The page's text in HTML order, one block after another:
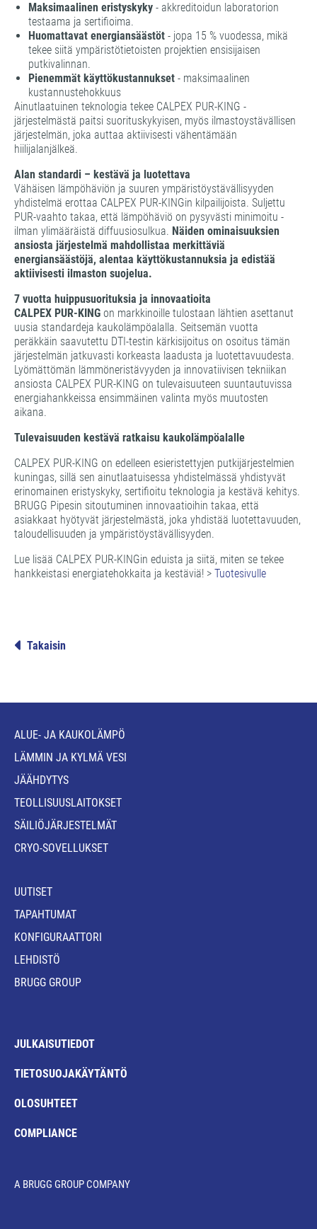
Maksimaalinen eristyskyky - akkreditoidun laboratorion
testaama ja sertifioima.
Huomattavat energiansäästöt - jopa 15 % vuodessa, mikä
tekee siitä ympäristötietoisten projektien ensisijaisen
putkivalinnan.
Pienemmät käyttökustannukset - maksimaalinen
kustannustehokkuus
Ainutlaatuinen teknologia tekee CALPEX PUR-KING -
järjestelmästä paitsi suorituskykyisen, myös ilmastoystävällisen
järjestelmän, joka auttaa aktiivisesti vähentämään
hiilijalanjälkeä.
Alan standardi – kestävä ja luotettava
Vähäisen lämpöhäviön ja suuren ympäristöystävällisyyden
yhdistelmä erottaa CALPEX PUR-KINGin kilpailijoista. Suljettu
PUR-vaahto takaa, että lämpöhäviö on pysyvästi minimoitu -
ilman ylimääräistä diffuusiosulkua. Näiden ominaisuuksien
ansiosta järjestelmä mahdollistaa merkittäviä
energiansäästöjä, alentaa käyttökustannuksia ja edistää
aktiivisesti ilmaston suojelua.
7 vuotta huippusuorituksia ja innovaatioita
CALPEX PUR-KING on markkinoille tulostaan lähtien asettanut
uusia standardeja kaukolämpöalalla. Seitsemän vuotta
peräkkäin saavutettu DTI-testin kärkisijoitus on osoitus tämän
järjestelmän jatkuvasti korkeasta laadusta ja luotettavuudesta.
Lyömättömän lämmöneristävyyden ja innovatiivisen tekniikan
ansiosta CALPEX PUR-KING on tulevaisuuteen suuntautuvissa
energiahankkeissa ensimmäinen valinta myös muutosten
aikana.
Tulevaisuuden kestävä ratkaisu kaukolämpöalalle
CALPEX PUR-KING on edelleen esieristettyjen putkijärjestelmien
kuningas, sillä sen ainutlaatuisessa yhdistelmässä yhdistyvät
erinomainen eristyskyky, sertifioitu teknologia ja kestävä kehitys.
BRUGG Pipesin sitoutuminen innovaatioihin takaa, että
asiakkaat hyötyvät järjestelmästä, joka yhdistää luotettavuuden,
taloudellisuuden ja ympäristöystävällisyyden.
Lue lisää CALPEX PUR-KINGin eduista ja siitä, miten se tekee
hankkeistasi energiatehokkaita ja kestäviä! > Tuotesivulle
Takaisin
ALUE- JA KAUKOLÄMPÖ
LÄMMIN JA KYLMÄ VESI
JÄÄHDYTYS
TEOLLISUUSLAITOKSET
SÄILIÖJÄRJESTELMÄT
CRYO-SOVELLUKSET
UUTISET
TAPAHTUMAT
KONFIGURAATTORI
LEHDISTÖ
BRUGG GROUP
JULKAISUTIEDOT
TIETOSUOJAKÄYTÄNTÖ
OLOSUHTEET
COMPLIANCE
A BRUGG GROUP COMPANY